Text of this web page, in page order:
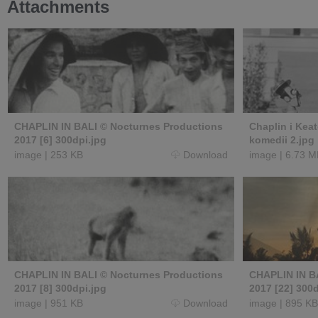
Attachments
CHAPLIN IN BALI © Nocturnes Productions
2017 [6] 300dpi.jpg
image | 253 KB Download
Chaplin i
komedii 2.jpg
image | 6.73
CHAPLIN IN BALI © Nocturnes Productions
2017 [8] 300dpi.jpg
image | 951 KB Download
CHAPLIN IN
2017 [22]
image | 895 KB